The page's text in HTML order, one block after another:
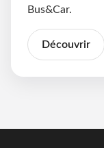
Bus&Car.
Découvrir